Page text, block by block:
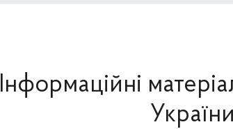
Інформаційні